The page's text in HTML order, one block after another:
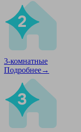
3-комнатные
Подробнее→